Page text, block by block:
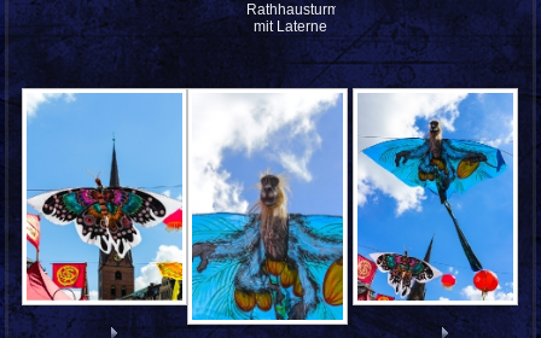
Rathhausturm
mit Laterne